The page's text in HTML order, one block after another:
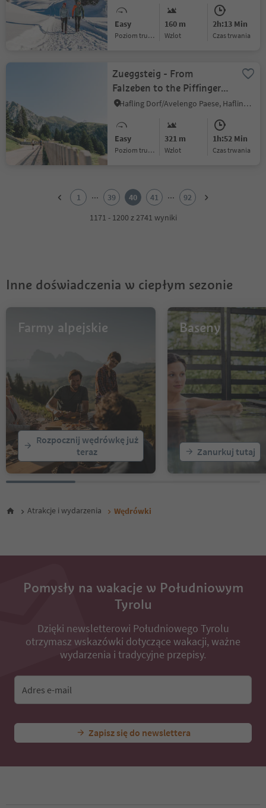
Easy
Poziom trudności
160 m
Wzlot
2h:13 Min
czas trwania
Zueggsteig - From
Falzeben to the Piffinger
Köpfl
Hafling Dorf/Avelengo Paese, Hafling/Avelengo, Meran/Merano and environs
Easy
Poziom trudności
321 m
Wzlot
1h:52 Min
czas trwania
10
12
17
18
19
21
22
23
24
25
26
29
43
45
47
48
1 ... 39 40 41 ...
92
1171 - 1200 z 2741 wyniki
Inne doświadczenia w ciepłym sezonie
Farmy alpejskie
Rozpocznij wędrówkę już
teraz
Baseny
Zanurkuj tutaj
Atrakcje i wydarzenia Wędrówki
Pomysły na wakacje w Południowym
Tyrolu
Dzięki newsletterowi Południowego Tyrolu
otrzymasz wskazówki dotyczące wakacji, ważne
wydarzenia i tradycyjne przepisy.
Adres e-mail
Zapisz się do newslettera